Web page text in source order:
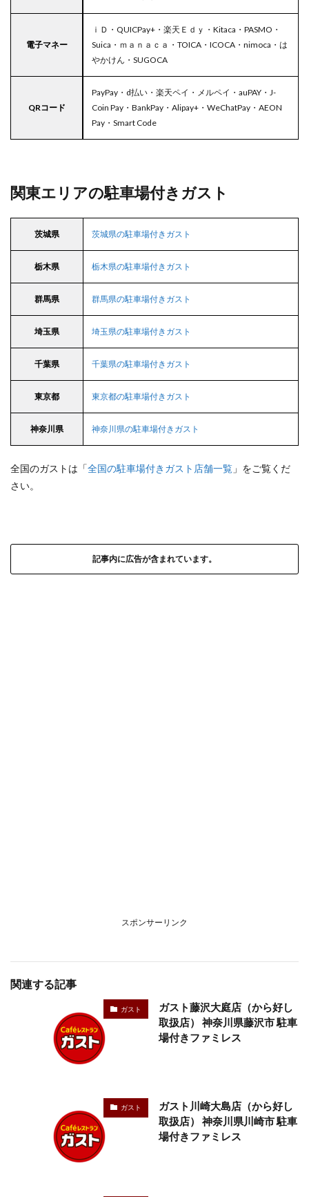
電子マネー
ｉＤ・QUICPay+・楽天Ｅｄｙ・Kitaca・PASMO・
Suica・ｍａｎａｃａ・TOICA・ICOCA・nimoca・は
やかけん・SUGOCA
QRコード
PayPay・d払い・楽天ペイ・メルペイ・auPAY・J-
Coin Pay・BankPay・Alipay+・WeChatPay・AEON
Pay・Smart Code
関東エリアの駐車場付きガスト
茨城県 茨城県の駐車場付きガスト
栃木県 栃木県の駐車場付きガスト
群馬県 群馬県の駐車場付きガスト
埼玉県 埼玉県の駐車場付きガスト
千葉県 千葉県の駐車場付きガスト
東京都 東京都の駐車場付きガスト
神奈川県 神奈川県の駐車場付きガスト
全国のガストは「全国の駐車場付きガスト店舗一覧 」をご覧くだ
さい。
記事内に広告が含まれています。
スポンサーリンク
関連する記事
ガスト
ガスト藤沢大庭店（から好し
取扱店） 神奈川県藤沢市 駐車
場付きファミレス
ガスト
ガスト川崎大島店（から好し
取扱店） 神奈川県川崎市 駐車
場付きファミレス